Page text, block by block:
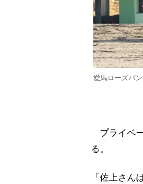
愛馬ローズパ
プライベ
る。
「佐上さん